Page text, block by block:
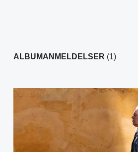
ALBUMANMELDELSER (1)